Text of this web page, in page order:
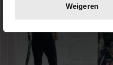
toestemming op elk
We gebruiken cookies om
websiteverkeer te
media, adverteren en
Weigeren